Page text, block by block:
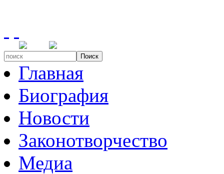
Поиск
Главная
Биография
Новости
Законотворчество
Медиа